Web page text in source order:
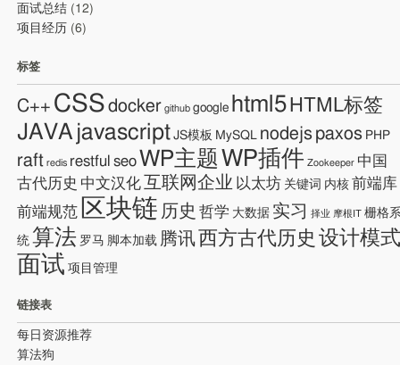
面试总结 (12)
项目经历 (6)
标签
C++ CSS docker github google html5 HTML标签
JAVA javascript JS模板 MySQL nodejs paxos PHP
raft redis restful seoWP主题 WP插件 Zookeeper 中国
古代历史 中文汉化 互联网企业 以太坊 关键词 内核 前端库
前端规范 区块链 历史 哲学 大数据 实习 择业 摩根IT 栅格
统 算法 罗马 脚本加载 腾讯 西方古代历史 设计模
面试 项目管理
链接表
每日资源推荐
算法狗